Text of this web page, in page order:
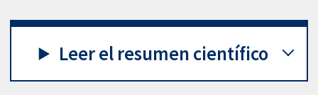
Leer el resumen científico